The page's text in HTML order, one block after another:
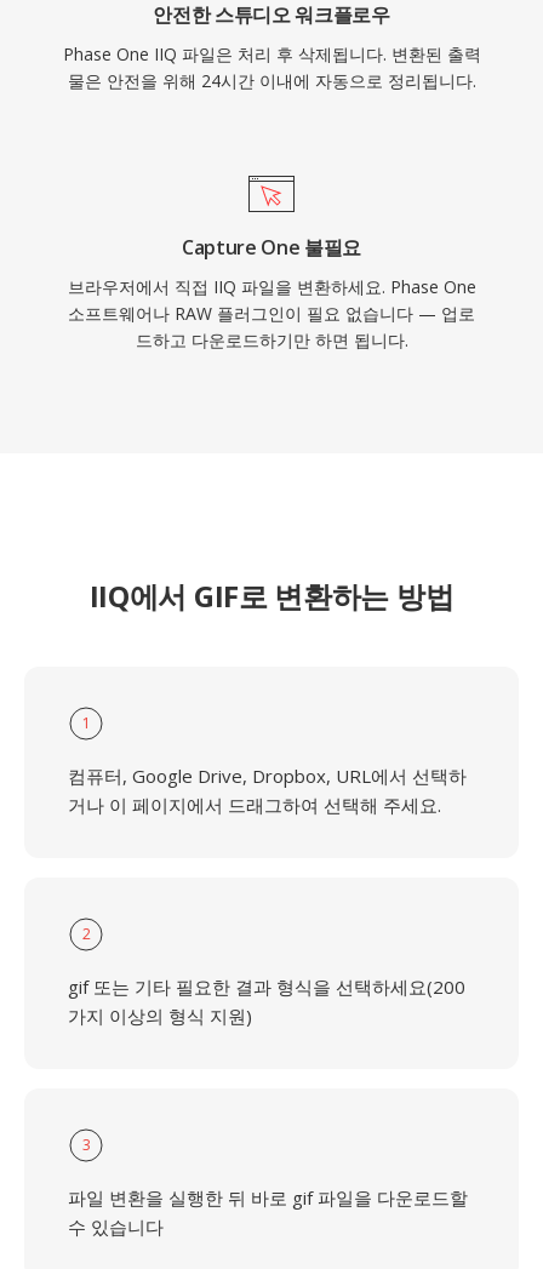
안전한 스튜디오 워크플로우
Phase One IIQ 파일은 처리 후 삭제됩니다. 변환된 출력
물은 안전을 위해 24시간 이내에 자동으로 정리됩니다.
Capture One 불필요
브라우저에서 직접 IIQ 파일을 변환하세요. Phase One
소프트웨어나 RAW 플러그인이 필요 없습니다 — 업로
드하고 다운로드하기만 하면 됩니다.
IIQ에서 GIF로 변환하는 방법
1
컴퓨터, Google Drive, Dropbox, URL에서 선택하
거나 이 페이지에서 드래그하여 선택해 주세요.
2
gif 또는 기타 필요한 결과 형식을 선택하세요(200
가지 이상의 형식 지원)
3
파일 변환을 실행한 뒤 바로 gif 파일을 다운로드할
수 있습니다